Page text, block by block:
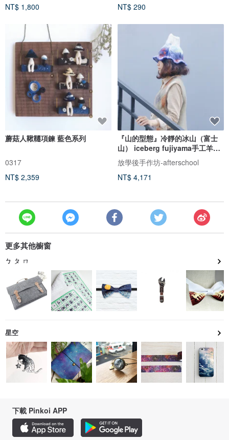
NT$ 1,800
NT$ 290
蘑菇人鞦韆項鍊 藍色系列
0317
NT$ 2,359
『山的型態』冷靜的冰山（富士
山） iceberg fujiyama手工羊毛
氈女巫帽 尖尖帽
放學後手作坊-afterschool
NT$ 4,171
更多其他櫥窗
ㄅ ㄆ ㄇ
星空
下載 Pinkoi APP